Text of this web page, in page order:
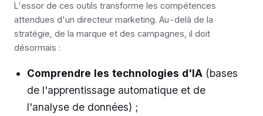
L'essor de ces outils transforme les compétences
attendues d'un directeur marketing. Au-delà de la
stratégie, de la marque et des campagnes, il doit
désormais :
Comprendre les technologies d'IA (bases
de l'apprentissage automatique et de
l'analyse de données) ;